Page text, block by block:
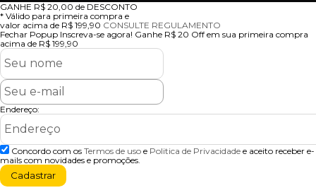
GANHE R$ 20,00 de DESCONTO
* Válido para primeira compra e
valor acima de R$ 199,90 CONSULTE REGULAMENTO
Fechar Popup Inscreva-se agora! Ganhe R$ 20 Off em sua primeira compra
acima de R$ 199,90
Endereço:
Concordo com os Termos de uso e Politica de Privacidade e aceito receber e-
mails com novidades e promoções.
Cadastrar